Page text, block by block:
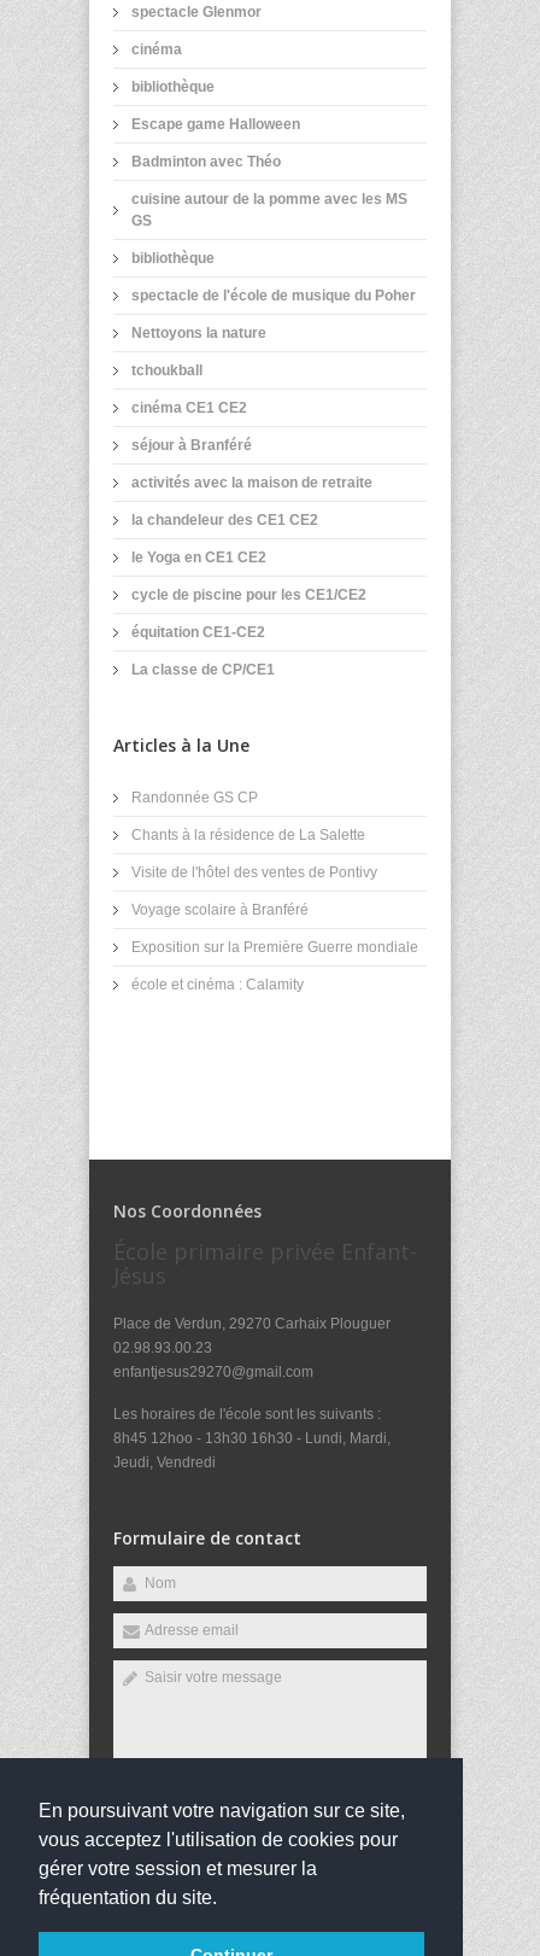
En poursuivant votre navigation sur ce site,
vous acceptez l'utilisation de cookies pour
gérer votre session et mesurer la
fréquentation du site.
spectacle Glenmor
cinéma
bibliothèque
Escape game Halloween
Badminton avec Théo
cuisine autour de la pomme avec les MS
GS
bibliothèque
spectacle de l'école de musique du Poher
Nettoyons la nature
tchoukball
cinéma CE1 CE2
séjour à Branféré
activités avec la maison de retraite
la chandeleur des CE1 CE2
le Yoga en CE1 CE2
cycle de piscine pour les CE1/CE2
équitation CE1-CE2
La classe de CP/CE1
Articles à la Une
Randonnée GS CP
Chants à la résidence de La Salette
Visite de l'hôtel des ventes de Pontivy
Voyage scolaire à Branféré
Exposition sur la Première Guerre mondiale
école et cinéma : Calamity
Nos Coordonnées
École primaire privée Enfant-
Jésus
Place de Verdun, 29270 Carhaix Plouguer
02.98.93.00.23
enfantjesus29270@gmail.com
Les horaires de l'école sont les suivants :
8h45 12hoo - 13h30 16h30 - Lundi, Mardi,
Jeudi, Vendredi
Formulaire de contact
Envoyer